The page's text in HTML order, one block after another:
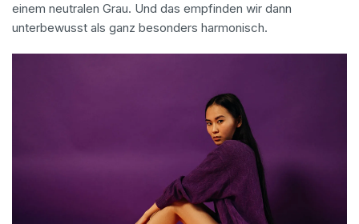
einem neutralen Grau. Und das empfinden wir dann
unterbewusst als ganz besonders harmonisch.